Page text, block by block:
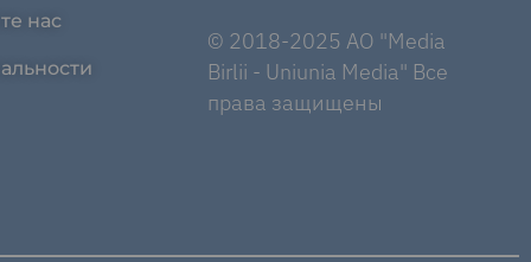
нас
© 2018-2025 AO "Media
Birlii - Uniunia Media" Все
права защищены